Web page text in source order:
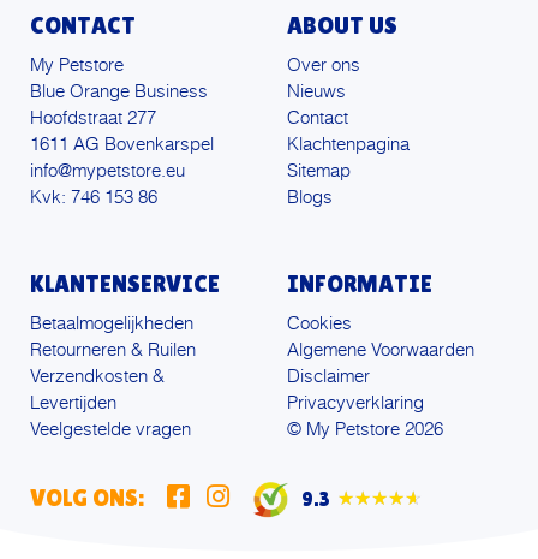
CONTACT
My Petstore
Blue Orange Business
Hoofdstraat 277
1611 AG Bovenkarspel
info@mypetstore.eu
Kvk: 746 153 86
ABOUT US
Over ons
Nieuws
Contact
Klachtenpagina
Sitemap
Blogs
KLANTENSERVICE
Betaalmogelijkheden
Retourneren & Ruilen
Verzendkosten &
Levertijden
Veelgestelde vragen
INFORMATIE
Cookies
Algemene Voorwaarden
Disclaimer
Privacyverklaring
© My Petstore 2026
VOLG ONS: 9.3 ★★★★★